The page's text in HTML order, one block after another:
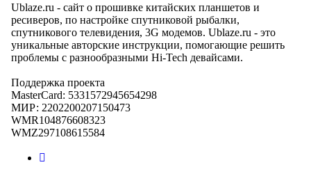
Ublaze.ru - сайт о прошивке китайских планшетов и
ресиверов, по настройке спутниковой рыбалки,
спутникового телевидения, 3G модемов. Ublaze.ru - это
уникальные авторские инструкции, помогающие решить
проблемы с разнообразными Hi-Tech девайсами.
Поддержка проекта
MasterCard: 5331572945654298
МИР: 2202200207150473
WMR104876608323
WMZ297108615584